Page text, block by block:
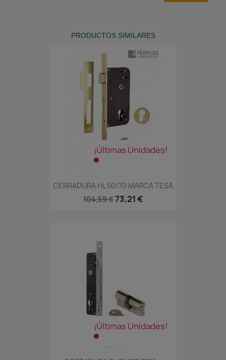
PRODUCTOS SIMILARES
¡Últimas Unidades!
CERRADURA HL 50/70 MARCA TESA
104,59 €73,21 €
¡Últimas Unidades!